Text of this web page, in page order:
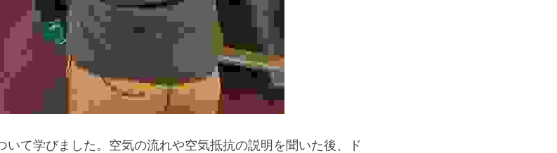
て学びました。空気の流れや空気抵抗の説明を聞いた後、ド